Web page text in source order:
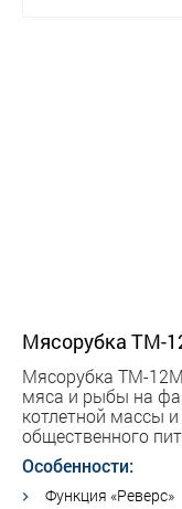
Мясорубка ТМ-
Мясорубка ТМ-
мяса и рыбы на
котлетной массы
общественного
Особенности:
Функция «Реверс»